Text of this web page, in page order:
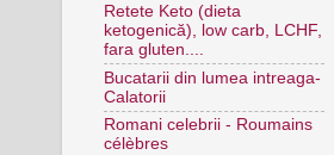
Retete Keto (dieta
ketogenică), low carb, LCHF,
fara gluten....
Bucatarii din lumea intreaga-
Calatorii
Romani celebrii - Roumains
célèbres